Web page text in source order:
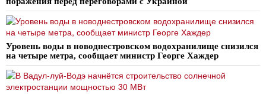
Уровень воды в новоднестровском водохранилище снизился
на четыре метра, сообщает министр Георге Хаждер